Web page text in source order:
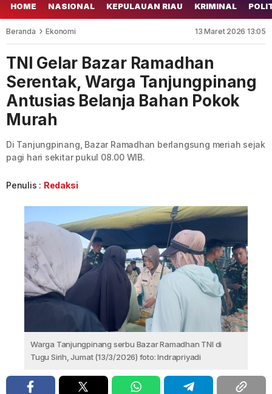
HOME NASIONAL KEPULAUAN RIAU KRIMINAL
Beranda Ekonomi 13 Maret 2026 13:05
TNI Gelar Bazar Ramadhan
Serentak, Warga Tanjungpinang
Antusias Belanja Bahan Pokok
Murah
Di Tanjungpinang, Bazar Ramadhan berlangsung meriah sejak
pagi hari sekitar pukul 08.00 WIB.
Penulis : Redaksi
Warga Tanjungpinang serbu Bazar Ramadhan TNI di
Tugu Sirih, Jumat (13/3/2026) foto: Indrapriyadi